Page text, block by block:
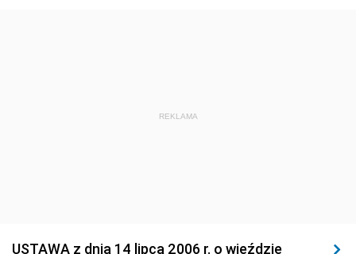
REKLAMA
USTAWA z dnia 14 lipca 2006 r. o wjeździe